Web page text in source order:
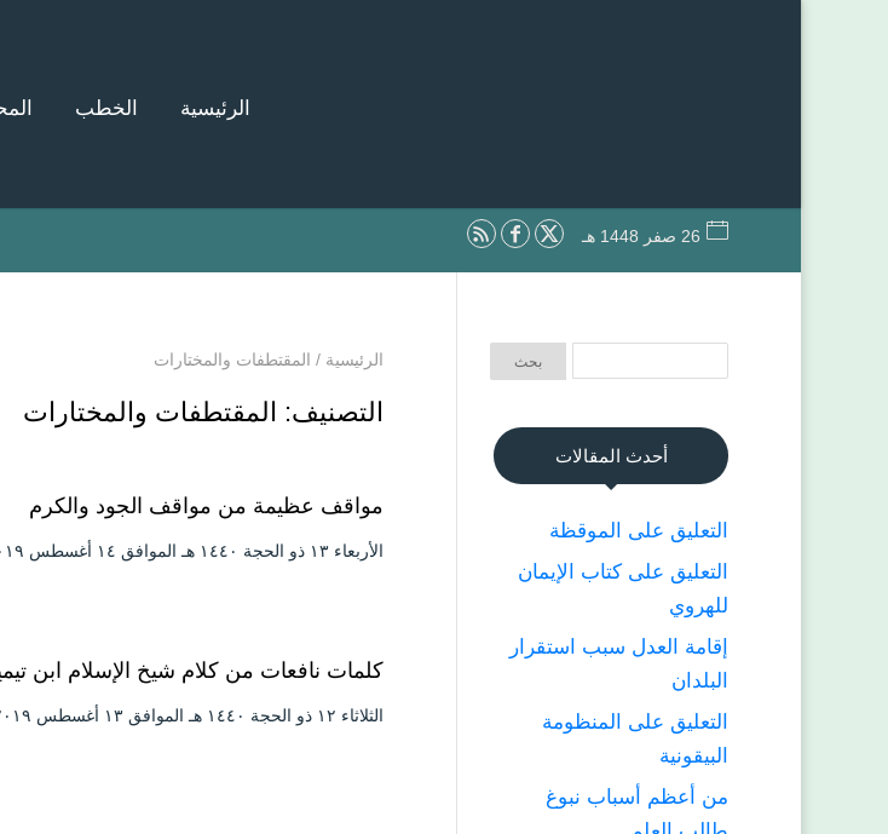
الرئيسية الخطب
26 صفر 1448 هـ
الرئيسية / المقتطفات والمختارات
التصنيف: المقتطفات والمختارات
مواقف عظيمة من مواقف الجود والكرم
الأربعاء ۱۳ ذو الحجة ۱٤٤۰ هـ الموافق ۱٤ أغسطس ۲۰۱۹ مـ |
كلمات نافعات من كلام شيخ الإسلام ابن
الثلاثاء ۱۲ ذو الحجة ۱٤٤۰ هـ الموافق ۱۳ أغسطس ۲۰۱۹ مـ |
أحدث المقالات
التعليق على الموقظة
التعليق على كتاب الإيمان
للهروي
إقامة العدل سبب استقرار
البلدان
التعليق على المنظومة
البيقونية
من أعظم أسباب نبوغ